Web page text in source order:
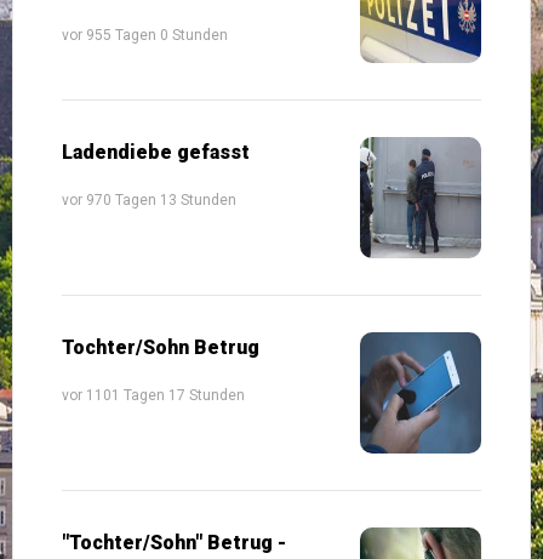
vor 955 Tagen 0 Stunden
Ladendiebe gefasst
vor 970 Tagen 13 Stunden
Tochter/Sohn Betrug
vor 1101 Tagen 17 Stunden
"Tochter/Sohn" Betrug -